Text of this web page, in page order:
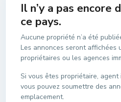
Il n’y a pas encore
ce pays.
Aucune propriété n’a été
Les annonces seront affichées
propriétaires ou les agences
Si vous êtes propriétaire, agent
vous pouvez soumettre des
emplacement.